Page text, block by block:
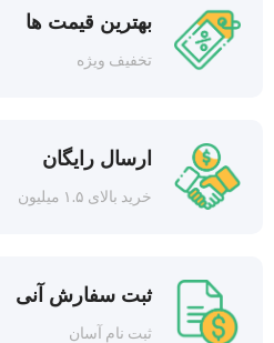
بهترین قیمت ها
تخفیف ویژه
ارسال رایگان
خرید بالای ۱.۵ میلیون
ثبت سفارش آنی
ثبت نام آسان